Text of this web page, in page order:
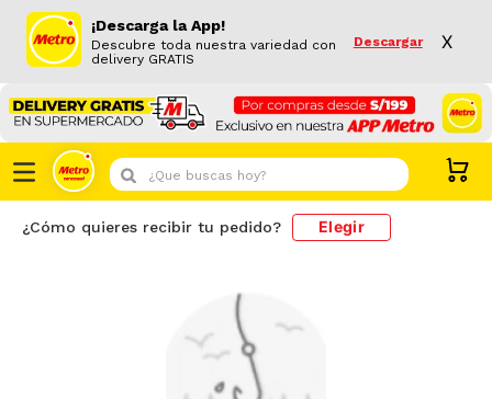
¡Descarga la App!
Descubre toda nuestra variedad con
delivery GRATIS
Descargar X
¿Que buscas hoy?
¿Cómo quieres recibir tu pedido? Elegir